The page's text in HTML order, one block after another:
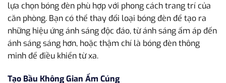
lựa chọn bóng đèn phù hợp với phong cách trang trí của
căn phòng. Bạn có thể thay đổi loại bóng đèn để tạo ra
những hiệu ứng ánh sáng độc đáo, từ ánh sáng ấm áp đến
ánh sáng sáng hơn, hoặc thậm chí là bóng đèn thông
minh để điều khiển từ xa.
Tạo Bầu Không Gian Ấm Cúng